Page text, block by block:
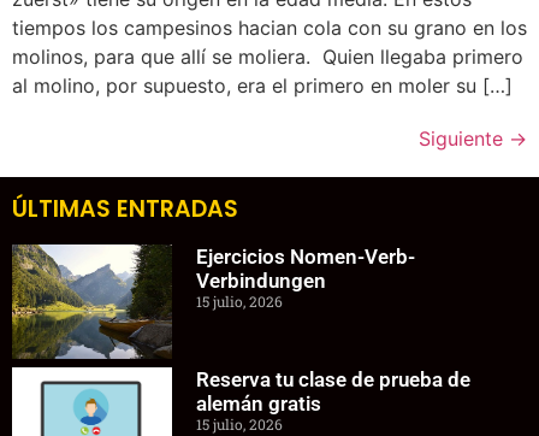
tiempos los campesinos hacian cola con su grano en los
molinos, para que allí se moliera. Quien llegaba primero
al molino, por supuesto, era el primero en moler su […]
Siguiente →
ÚLTIMAS ENTRADAS
Ejercicios Nomen-Verb-
Verbindungen
15 julio, 2026
Reserva tu clase de prueba de
alemán gratis
15 julio, 2026